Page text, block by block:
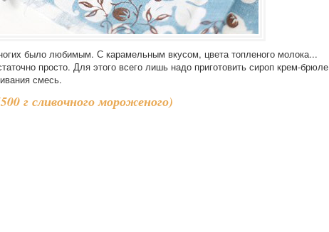
было любимым. С карамельным вкусом, цвета топленого молока...
просто. Для этого всего лишь надо приготовить сироп крем-брюле
смесь.
г сливочного мороженого)